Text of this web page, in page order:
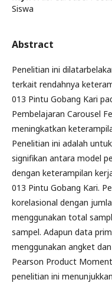
Siswa
Abstract
Penelitian ini
terkait rendahnya
013 Pintu Gobang Kari
Pembelajaran Carousel
meningkatkan
Penelitian ini adalah
signifikan antara model
dengan keterampilan
013 Pintu Gobang Kari.
korelasional dengan
menggunakan total
sampel. Adapun data
menggunakan angket
Pearson Product
penelitian ini